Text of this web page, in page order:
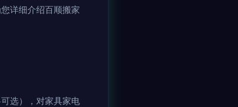
详细介绍百顺搬家
选），对家具家电